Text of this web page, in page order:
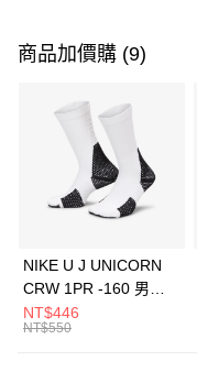
信用卡一次付款
3 期 0 利率 每期
合作金庫商業銀行
華南商業銀行
上海商業儲蓄銀行
元大商業銀行
Apple Pay
全盈+PAY
AFTEE先享後付
商品加價購 (9)
NIKE U J UNICORN
CRW 1PR -160 男女
中統襪 FZ3393100
NT$446
NT$550